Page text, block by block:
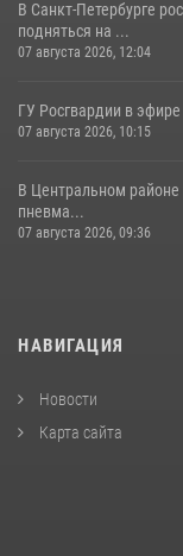
В Санкт-Петербурге
подняться на ...
07 августа 2026, 12:04
ГУ Росгвардии в
07 августа 2026, 10:15
В Центральном районе
пневма...
07 августа 2026, 09:36
НАВИГАЦИЯ
Новости
Карта сайта